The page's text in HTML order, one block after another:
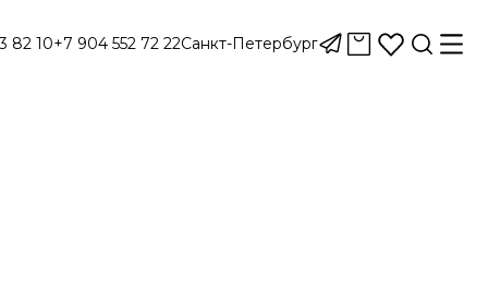
82 10+7 904 552 72 22Санкт-Петербург